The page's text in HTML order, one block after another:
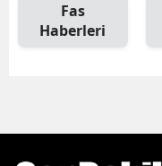
Fas
Haberleri